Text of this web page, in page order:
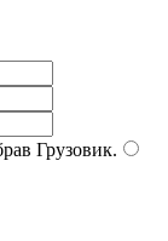
Грузовик.